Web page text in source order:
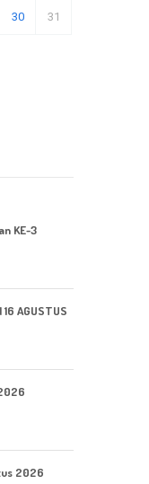
30 31
KE-3
16 AGUSTUS
2026